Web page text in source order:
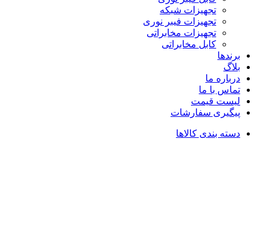
تجهیزات شبکه
تجهیزات فیبر نوری
تجهیزات مخابراتی
کابل مخابراتی
برندها
بلاگ
درباره ما
تماس با ما
لیست قیمت
پیگیری سفارشات
دسته بندی کالاها